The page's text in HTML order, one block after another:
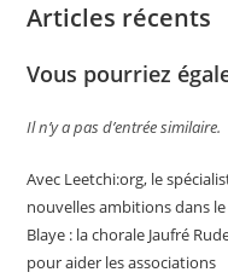
Articles récents
Vous pourriez
Il n’y a pas d’entrée similaire.
Avec Leetchi:org, le
nouvelles ambitions dans
Blaye : la chorale Jaufré
pour aider les associations